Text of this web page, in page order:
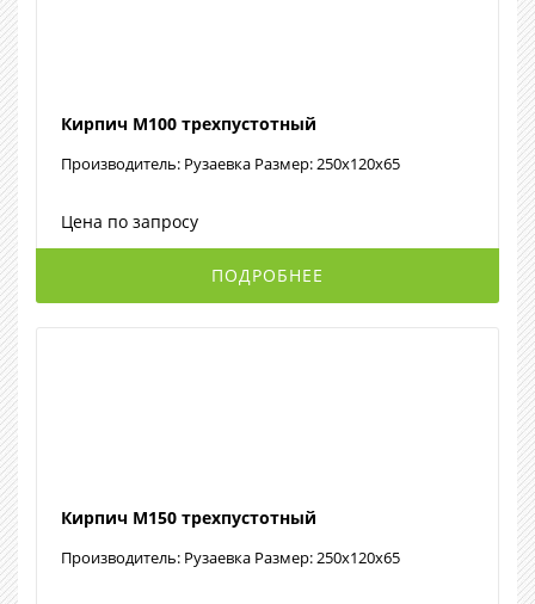
Кирпич М100 трехпустотный
Производитель: Рузаевка Размер: 250x120x65
Цена по запросу
ПОДРОБНЕЕ
Кирпич М150 трехпустотный
Производитель: Рузаевка Размер: 250x120x65